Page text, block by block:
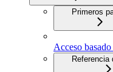
Primeros
Acceso
Referencia